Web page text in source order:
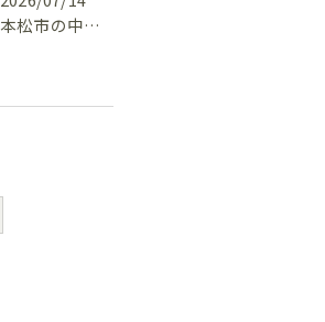
二本松市の中古住宅、リフォーム前の様子を見てきました(^^♪